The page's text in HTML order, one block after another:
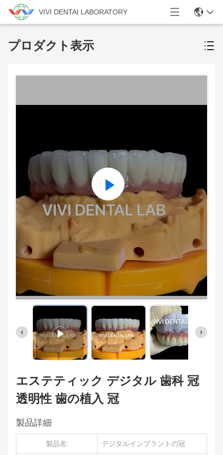
VIVI DENTAI LABORATORY
プロダクト表示
エステティック デジタル 歯科 冠
透明性 歯の植入 冠
製品詳細
製品名: デジタルインプラントの冠